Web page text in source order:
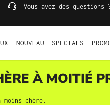
Vous avez des questions
NOUVEAU SPECIALS
À MOITIÉ
chère.